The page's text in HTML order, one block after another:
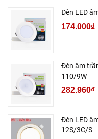
Đèn LED
174.000₫
Đèn âm
110/9W
282.960₫
Đèn LED
12S/3C/S